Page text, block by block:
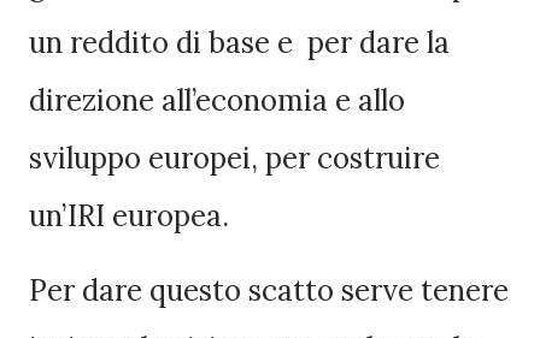
un reddito di base e per dare la
direzione all’economia e allo
sviluppo europei, per costruire
un’IRI europea.
Per dare questo scatto serve tenere